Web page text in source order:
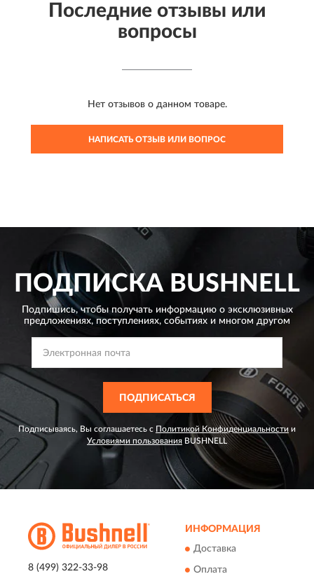
Последние отзывы или
вопросы
Нет отзывов о данном товаре.
НАПИСАТЬ ОТЗЫВ ИЛИ ВОПРОС
ПОДПИСКАBUSHNELL
Подпишись, чтобы получать информацию о эксклюзивных
предложениях,поступлениях, событиях и многом другом
ПОДПИСАТЬСЯ
Подписываясь, Вы соглашаетесь с Политикой Конфиденциальности и
Условиями пользования BUSHNELL
8 (499) 322-33-98
ИНФОРМАЦИЯ
Доставка
Оплата